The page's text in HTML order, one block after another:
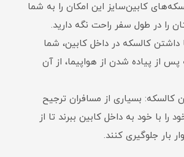
کابین‌سایز این امکان را به شما
را در طول سفر راحت نگه دارید.
کالسکه در داخل کابین، شما
پس از پیاده شدن از هواپیما، از آن
کالسکه: بسیاری از مسافران ترجیح
را با خود به داخل کابین ببرند تا از
بار جلوگیری کنند.